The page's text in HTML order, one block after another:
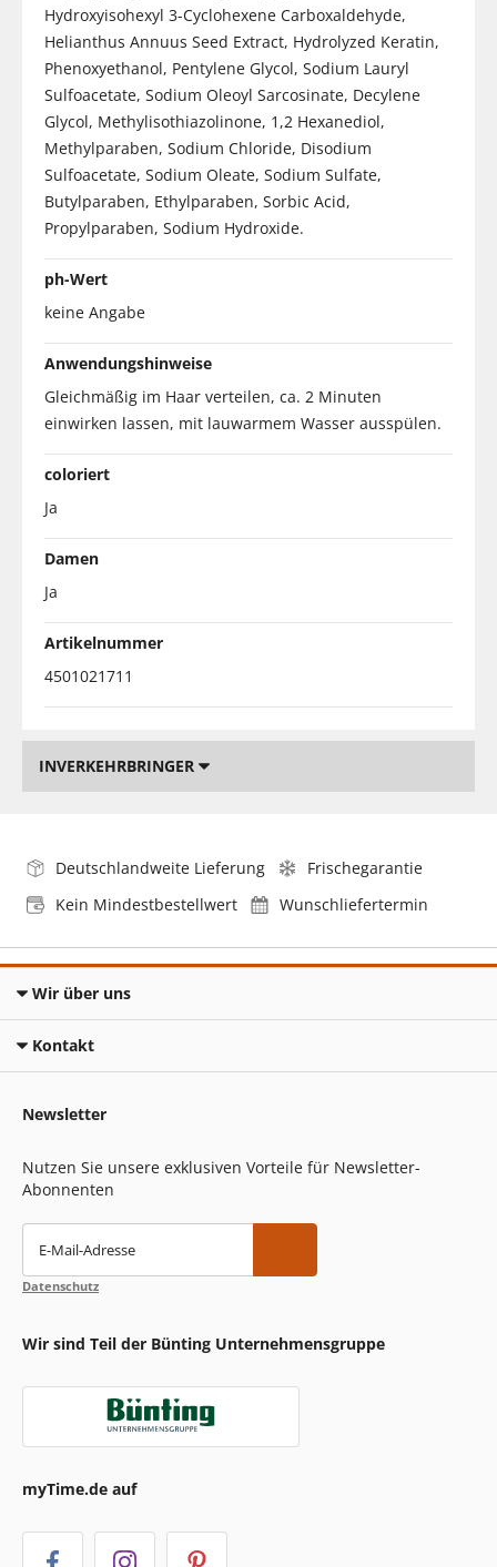
Hydroxyisohexyl 3-Cyclohexene Carboxaldehyde,
Helianthus Annuus Seed Extract, Hydrolyzed Keratin,
Phenoxyethanol, Pentylene Glycol, Sodium Lauryl
Sulfoacetate, Sodium Oleoyl Sarcosinate, Decylene
Glycol, Methylisothiazolinone, 1,2 Hexanediol,
Methylparaben, Sodium Chloride, Disodium
Sulfoacetate, Sodium Oleate, Sodium Sulfate,
Butylparaben, Ethylparaben, Sorbic Acid,
Propylparaben, Sodium Hydroxide.
ph-Wert
keine Angabe
Anwendungshinweise
Gleichmäßig im Haar verteilen, ca. 2 Minuten
einwirken lassen, mit lauwarmem Wasser ausspülen.
coloriert
Ja
Damen
Ja
Artikelnummer
4501021711
INVERKEHRBRINGER
Deutschlandweite Lieferung
Frischegarantie
Kein Mindestbestellwert
Wunschliefertermin
Wir über uns
Kontakt
Newsletter
Nutzen Sie unsere exklusiven Vorteile für Newsletter-
Abonnenten
E-Mail-Adresse
Datenschutz
Wir sind Teil der Bünting Unternehmensgruppe
myTime.de auf